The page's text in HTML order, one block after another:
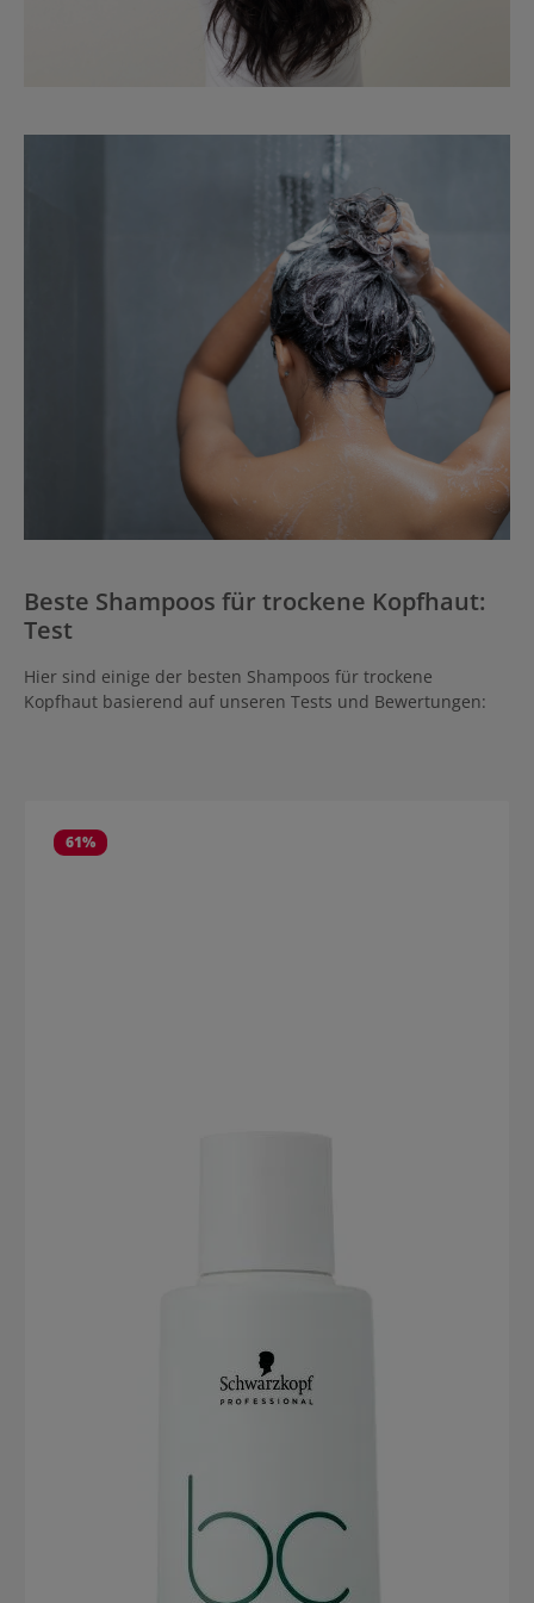
Beste Shampoos für trockene Kopfhaut:
Test
Hier sind einige der besten Shampoos für trockene
Kopfhaut basierend auf unseren Tests und Bewertungen:
61%